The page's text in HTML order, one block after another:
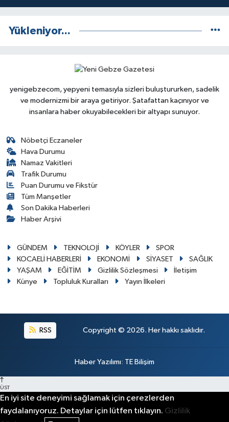
Yükleniyor...
yenigebzecom, yepyeni temasıyla sizleri buluştururken, sadelik
ve modernizmi bir araya getiriyor. Şatafattan kaçınıyor ve
insanlara haber okuyabilecekleri bir altyapı sunuyor.
Nöbetçi Eczaneler
Hava Durumu
Namaz Vakitleri
Trafik Durumu
Puan Durumu ve Fikstür
Tüm Manşetler
Son Dakika Haberleri
Haber Arşivi
GÜNDEM TEKNOLOJİ KÖYLER
SPOR
KOCAELİ HABERLERİ
EKONOMİ SİYASET
SAĞLIK
YAŞAM
EĞİTİM Gizlilik Sözleşmesi
İletişim
Künye
Topluluk Kuralları Yayın İlkeleri
RSS Copyright © 2026. Her hakkı saklıdır.
Haber Yazılımı: TE Bilişim
ÜST
En iyi site deneyimi sağlamak için çerezlerden
faydalanıyoruz. Detaylar için lütfen tıklayın. Gizlilik